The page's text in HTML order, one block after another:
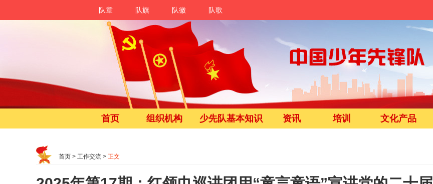
队章 队旗 队徽 队歌
首页 组织机构 少先队基本知识 资讯 培训 文化产品
首页 > 工作交流 > 正文